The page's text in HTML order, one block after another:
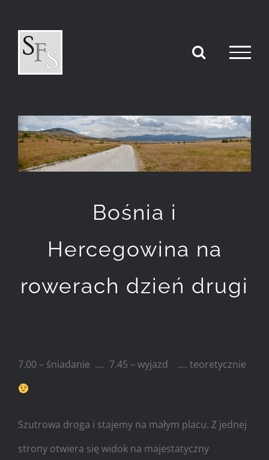
zawartości
Pokaż
większy
obrazek
Bośnia i
Hercegowina na
rowerach dzień drugi
7.00 – śniadanie …. 7.45 – wyjazd …. teoretycznie
Szutrowa droga i stajemy na małym placu. Z jednej
strony otwiera się widok na majestatyczny